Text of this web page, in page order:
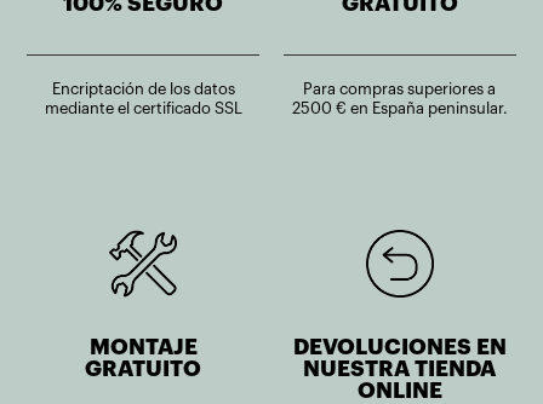
Encriptación de los datos
mediante el certificado SSL
Para compras superiores a
2500 € en España peninsular.
MONTAJE
GRATUITO
DEVOLUCIONES EN
NUESTRA TIENDA
ONLINE